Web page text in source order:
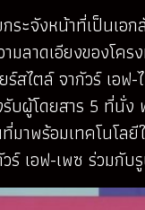
ระจังหน้าที่เป็นเ
ลาดเอียงของโ
ร์สไตล์ จากัวร์
ผู้โดยสาร 5 ที่นั่
ร้อมเทคโนโลยี
เอฟ-เพซ ร่วมกั